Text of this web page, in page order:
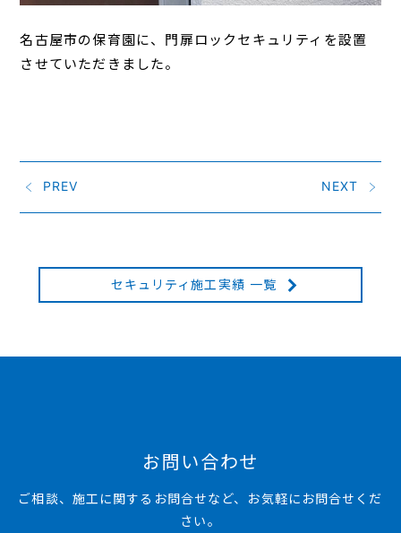
名古屋市の保育園に、門扉ロックセキュリティを設置
させていただきました。
PREV NEXT
セキュリティ施工実績 一覧
お問い合わせ
ご相談、施工に関するお問合せなど、お気軽にお問合せくだ
さい。